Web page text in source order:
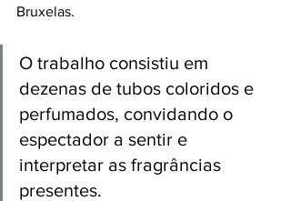
Bruxelas.
O trabalho consistiu em
dezenas de tubos coloridos e
perfumados, convidando o
espectador a sentir e
interpretar as fragrâncias
presentes.